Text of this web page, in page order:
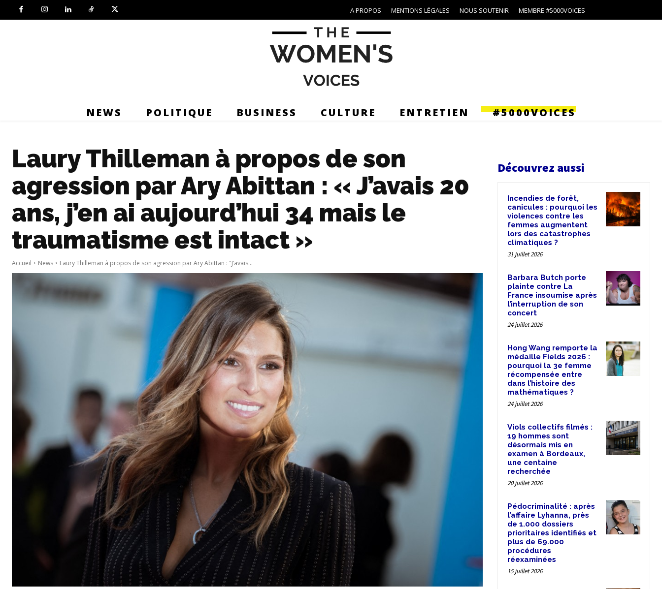
A PROPOS MENTIONS LÉGALES NOUS SOUTENIR MEMBRE #5000VOICES
NEWS POLITIQUE BUSINESS CULTURE ENTRETIEN #5000VOICES
Laury Thilleman à propos de son
agression par Ary Abittan : « J’avais 20
ans, j’en ai aujourd’hui 34 mais le
traumatisme est intact »
Accueil News Laury Thilleman à propos de son agression par Ary Abittan : "J’avais...
Découvrez aussi
Incendies de forêt,
canicules : pourquoi les
violences contre les
femmes augmentent
lors des catastrophes
climatiques ?
31 juillet 2026
Barbara Butch porte
plainte contre La
France insoumise après
l’interruption de son
concert
24 juillet 2026
Hong Wang remporte la
médaille Fields 2026 :
pourquoi la 3e femme
récompensée entre
dans l’histoire des
mathématiques ?
24 juillet 2026
Viols collectifs filmés :
19 hommes sont
désormais mis en
examen à Bordeaux,
une centaine
recherchée
20 juillet 2026
Pédocriminalité : après
l’affaire Lyhanna, près
de 1.000 dossiers
prioritaires identifiés et
plus de 69.000
procédures
réexaminées
15 juillet 2026